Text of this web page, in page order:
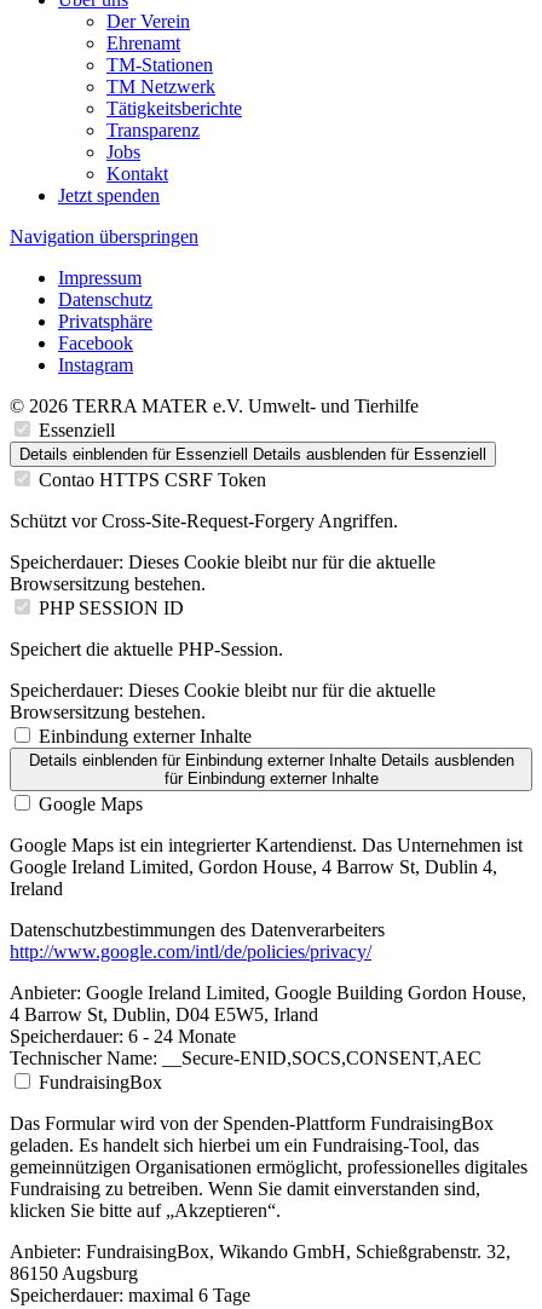
Der Verein
Ehrenamt
TM-Stationen
TM Netzwerk
Tätigkeitsberichte
Transparenz
Jobs
Kontakt
Jetzt spenden
Navigation überspringen
Impressum
Datenschutz
Privatsphäre
Facebook
Instagram
© 2026 TERRA MATER e.V. Umwelt- und Tierhilfe
Essenziell
Details einblenden für Essenziell Details ausblenden für Essenziell
Contao HTTPS CSRF Token
Schützt vor Cross-Site-Request-Forgery Angriffen.
Speicherdauer: Dieses Cookie bleibt nur für die aktuelle
Browsersitzung bestehen.
PHP SESSION ID
Speichert die aktuelle PHP-Session.
Speicherdauer: Dieses Cookie bleibt nur für die aktuelle
Browsersitzung bestehen.
Einbindung externer Inhalte
Details einblendenfür Einbindung externer Inhalte Details ausblenden
für Einbindung externer Inhalte
Google Maps
Google Maps ist ein integrierter Kartendienst. Das Unternehmen ist
Google Ireland Limited, Gordon House, 4 Barrow St, Dublin 4,
Ireland
Datenschutzbestimmungen des Datenverarbeiters
http://www.google.com/intl/de/policies/privacy/
Anbieter: Google Ireland Limited, Google Building Gordon House,
4 Barrow St, Dublin, D04 E5W5, Irland
Speicherdauer: 6 - 24 Monate
Technischer Name: __Secure-ENID,SOCS,CONSENT,AEC
FundraisingBox
Das Formular wird von der Spenden-Plattform FundraisingBox
geladen. Es handelt sich hierbei um ein Fundraising-Tool, das
gemeinnützigen Organisationen ermöglicht, professionelles digitales
Fundraising zu betreiben. Wenn Sie damit einverstanden sind,
klicken Sie bitte auf „Akzeptieren“.
Anbieter: FundraisingBox, Wikando GmbH, Schießgrabenstr. 32,
86150 Augsburg
Speicherdauer: maximal 6 Tage